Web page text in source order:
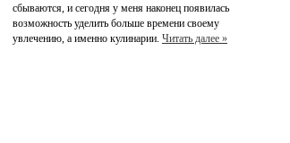
сбываются, и сегодня у меня наконец появилась
возможность уделить больше времени своему
увлечению, а именно кулинарии. Читать далее »